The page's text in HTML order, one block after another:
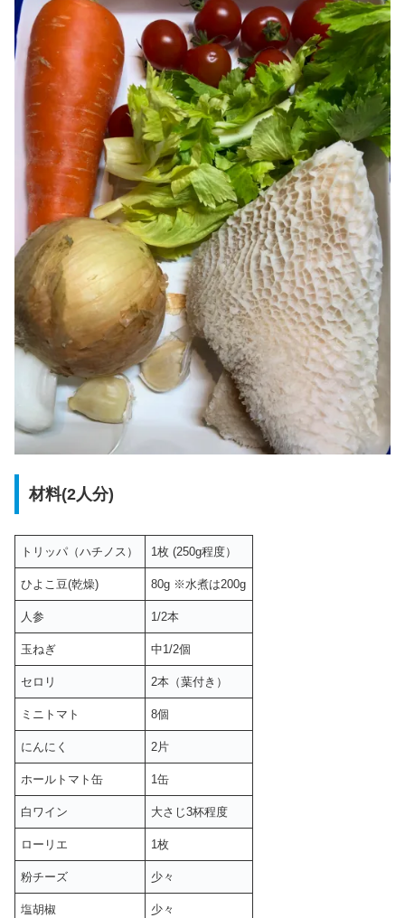
材料(2人分)
トリッパ（ハチノス） 1枚 (250g程度）
ひよこ豆(乾燥) 80g ※水煮は200g
人参 1/2本
玉ねぎ 中1/2個
セロリ 2本（葉付き）
ミニトマト 8個
にんにく 2片
ホールトマト缶 1缶
白ワイン 大さじ3杯程度
ローリエ 1枚
粉チーズ 少々
塩胡椒 少々